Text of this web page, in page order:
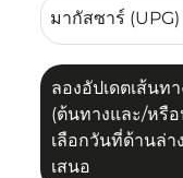
ลองอัปเดตเส้นท
(ต้นทางและ/หรื
เลือกวันที่ด้านล่า
เสนอ